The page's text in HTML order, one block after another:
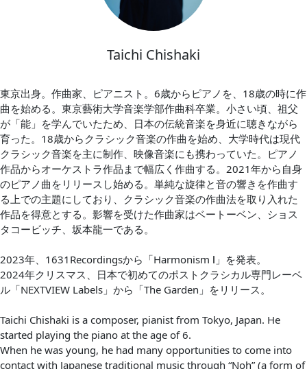
Taichi Chishaki
東京出身。作曲家、ピアニスト。6歳からピアノを、18歳の時に作
曲を始める。東京藝術大学音楽学部作曲科卒業。小さい頃、祖父
が「能」を学んでいたため、日本の伝統音楽を身近に聴きながら
育った。18歳からクラシック音楽の作曲を始め、大学時代は現代
クラシック音楽を主に制作、映像音楽にも携わっていた。ピアノ
作品からオーケストラ作品まで幅広く作曲する。2021年から自身
のピアノ曲をリリースし始める。単純な旋律と音の響きを作曲す
る上での主題にしており、クラシック音楽の作曲法を取り入れた
作品を得意とする。影響を受けた作曲家はベートーベン、ショス
タコービッチ、坂本龍一である。
2023年、1631Recordingsから「Harmonism Ⅰ」を発表。
2024年クリスマス、日本で初めてのポストクラシカル専門レーベ
ル「NEXTVIEW Labels」から「The Garden」をリリース。
Taichi Chishaki is a composer, pianist from Tokyo, Japan. He
started playing the piano at the age of 6.
When he was young, he had many opportunities to come into
contact with Japanese traditional music through “Noh” (a form of